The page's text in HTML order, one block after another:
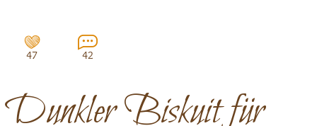
47 42
Dunkler Biskuit für